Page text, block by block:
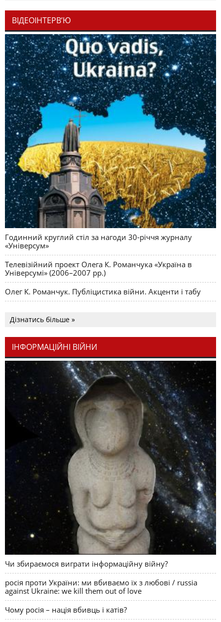
ВІДЕОІНТЕРВ’Ю
Годинний круглий стіл за нагоди 30-річчя журналу
«Універсум»
Телевізійний проект Олега К. Романчука «Україна в
Універсумі» (2006–2007 рр.)
Олег К. Романчук. Публіцистика війни. Акценти і табу
Дізнатись більше »
ІНФОРМАЦІЙНІ ВІЙНИ
Чи збираємося виграти інформаційну війну?
росія проти України: ми вбиваємо їх з любові / russia
against Ukraine: we kill them out of love
Чому росія – нація вбивць і катів?